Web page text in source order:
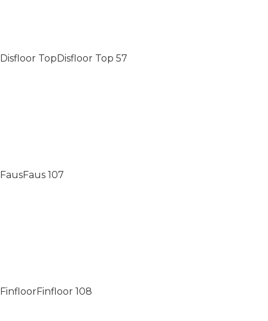
Disfloor Top Disfloor Top 57
FausFaus 107
FinfloorFinfloor 108